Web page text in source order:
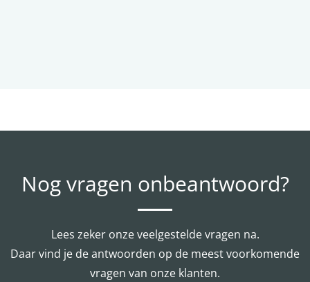
Nog vragen onbeantwoord?
Lees zeker onze veelgestelde vragen na.
Daar vind je de antwoorden op de meest voorkomende
vragen van onze klanten.